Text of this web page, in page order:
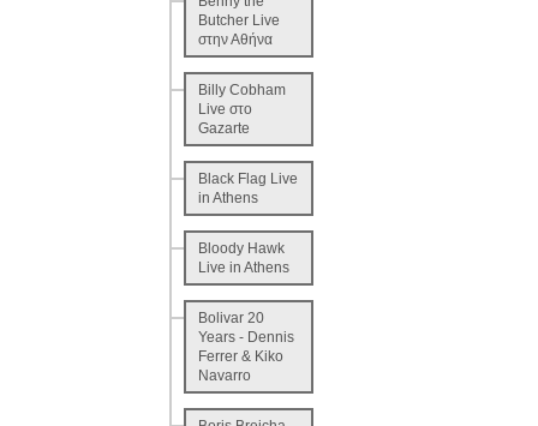
Butcher Live
στην Αθήνα
Billy Cobham
Live στο
Gazarte
Black Flag Live
in Athens
Bloody Hawk
Live in Athens
Bolivar 20
Years - Dennis
Ferrer & Kiko
Navarro